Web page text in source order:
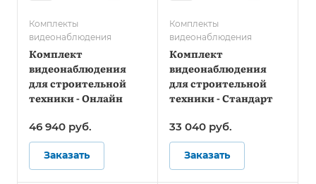
Комплекты
видеонаблюдения
Комплект
видеонаблюдения
для строительной
техники - Онлайн
46 940 руб.
Заказать
Комплекты
видеонаблюдения
Комплект
видеонаблюдения
для строительной
техники - Стандарт
33 040 руб.
Заказать